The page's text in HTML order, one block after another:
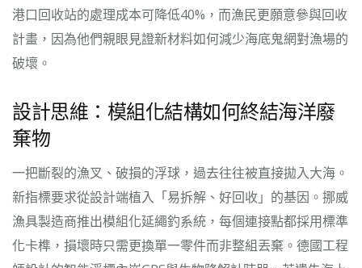
港口回收站的處理成本可降低40%，而漁民更願意參與回收
計畫，因為他們親眼見證新材料如何減少海底鬼網對漁場的
破壞。
設計思維：模組化結構如何終結海洋廢
棄物
一把斷裂的漁叉、破損的浮球，過去往往被直接拋入大海。
新指標要求從設計端植入「易拆解、好回收」的基因。挪威
漁具製造商推出模組化延繩釣系統，每個連接點都採用標準
化卡榫，損壞時只需更換單一零件而非整組丟棄。德國工程